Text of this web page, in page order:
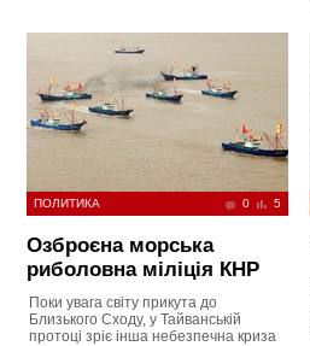
ПОЛИТИКА 0 5
Озброєна морська
риболовна міліція КНР
Поки увага світу прикута до
Близького Сходу, у Тайванській
протоці зріє інша небезпечна криза